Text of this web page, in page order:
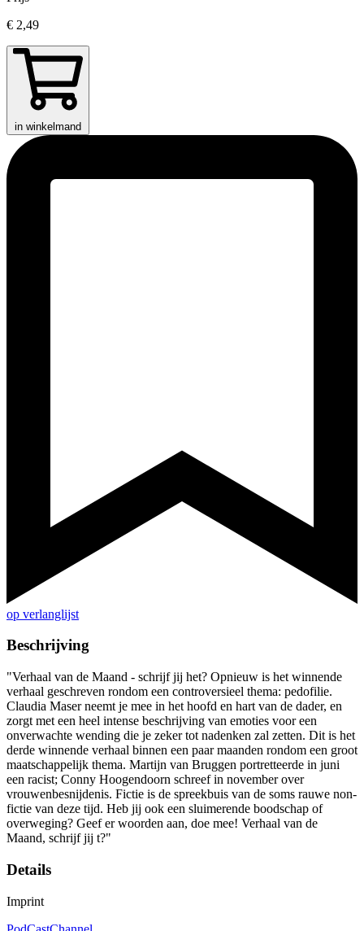
€ 2,49
in winkelmand
op verlanglijst
Beschrijving
"Verhaal van de Maand - schrijf jij het? Opnieuw is het winnende
verhaal geschreven rondom een controversieel thema: pedofilie.
Claudia Maser neemt je mee in het hoofd en hart van de dader, en
zorgt met een heel intense beschrijving van emoties voor een
onverwachte wending die je zeker tot nadenken zal zetten. Dit is het
derde winnende verhaal binnen een paar maanden rondom een groot
maatschappelijk thema. Martijn van Bruggen portretteerde in juni
een racist; Conny Hoogendoorn schreef in november over
vrouwenbesnijdenis. Fictie is de spreekbuis van de soms rauwe non-
fictie van deze tijd. Heb jij ook een sluimerende boodschap of
overweging? Geef er woorden aan, doe mee! Verhaal van de
Maand, schrijf jij t?"
Details
Imprint